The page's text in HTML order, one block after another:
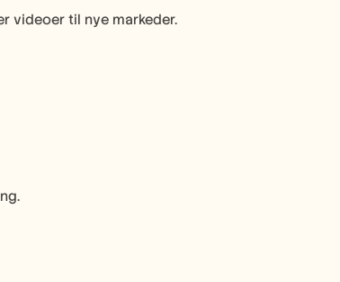
videoer til nye markeder.